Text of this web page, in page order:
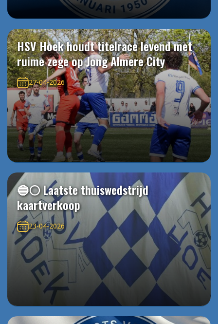
HSV Hoek houdt titelrace levend met
ruime zege op Jong Almere City
27-04-2026
🔵⚪️ Laatste thuiswedstrijd
kaartverkoop
23-04-2026